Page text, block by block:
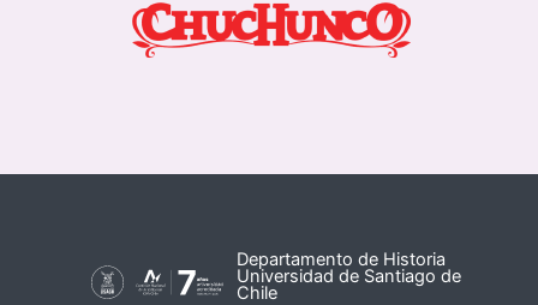
Departamento de Historia
Universidad de Santiago de
Chile